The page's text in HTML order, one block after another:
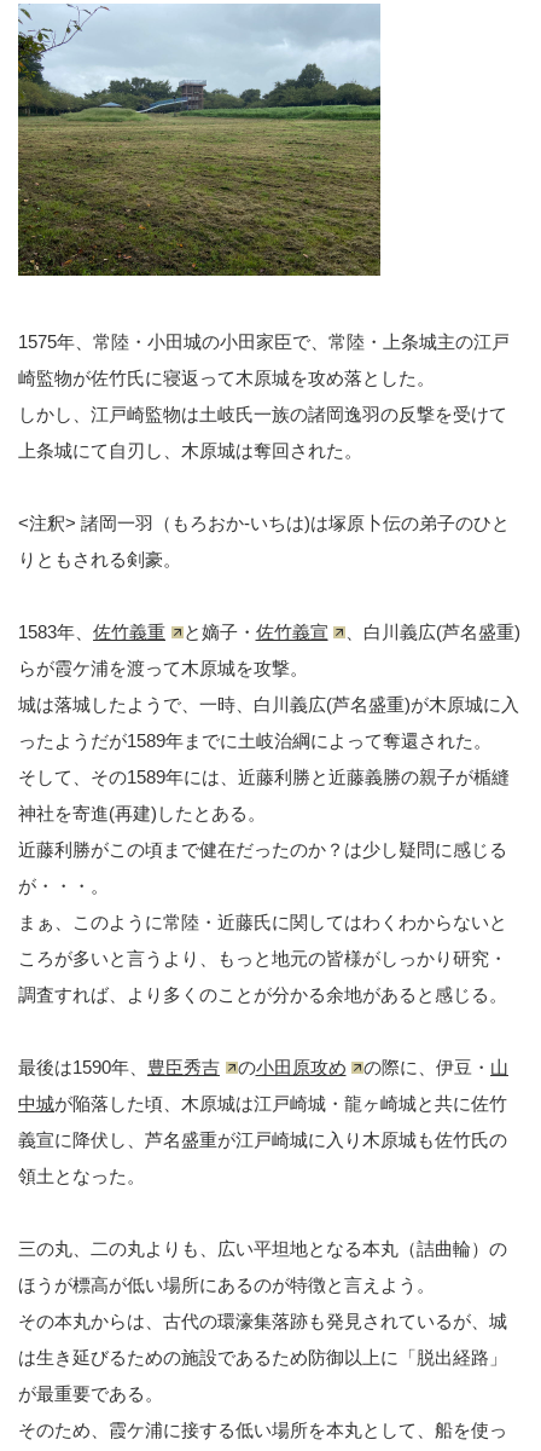
1575年、常陸・小田城の小田家臣で、常陸・上条城主の江戸
崎監物が佐竹氏に寝返って木原城を攻め落とした。
しかし、江戸崎監物は土岐氏一族の諸岡逸羽の反撃を受けて
上条城にて自刃し、木原城は奪回された。
<注釈> 諸岡一羽（もろおか-いちは)は塚原卜伝の弟子のひと
りともされる剣豪。
1583年、 佐竹義重 と嫡子・ 佐竹義宣
、白川義広(芦名盛重)
らが霞ケ浦を渡って木原城を攻撃。
城は落城したようで、一時、白川義広(芦名盛重)が木原城に入
ったようだが1589年までに土岐治綱によって奪還された。
そして、その1589年には、近藤利勝と近藤義勝の親子が楯縫
神社を寄進(再建)したとある。
近藤利勝がこの頃まで健在だったのか？は少し疑問に感じる
が・・・。
まぁ、このように常陸・近藤氏に関してはわくわからないと
ころが多いと言うより、もっと地元の皆様がしっかり研究・
調査すれば、より多くのことが分かる余地があると感じる。
最後は1590年、 豊臣秀吉 の小田原攻め の際に、伊豆・ 山
中城が陥落した頃、木原城は江戸崎城・龍ヶ崎城と共に佐竹
義宣に降伏し、芦名盛重が江戸崎城に入り木原城も佐竹氏の
領土となった。
三の丸、二の丸よりも、広い平坦地となる本丸（詰曲輪）の
ほうが標高が低い場所にあるのが特徴と言えよう。
その本丸からは、古代の環濠集落跡も発見されているが、城
は生き延びるための施設であるため防御以上に「脱出経路」
が最重要である。
そのため、霞ケ浦に接する低い場所を本丸として、船を使っ